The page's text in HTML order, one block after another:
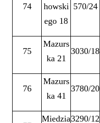
74
howski
ego 18
570/24
75
Mazurs
ka 21
3030/18
76
Mazurs
ka 41
3780/20
Miedzia3290/12